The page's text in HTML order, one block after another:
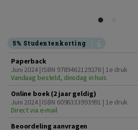
5% Studentenkorting
Paperback
Juni 2024 | ISBN 9789462129276 | 1e druk
Vandaag besteld, dinsdag in huis
Online boek (2 jaar geldig)
Juni 2024 | ISBN 6096333993991 | 1e druk
Direct via e-mail
Beoordeling aanvragen